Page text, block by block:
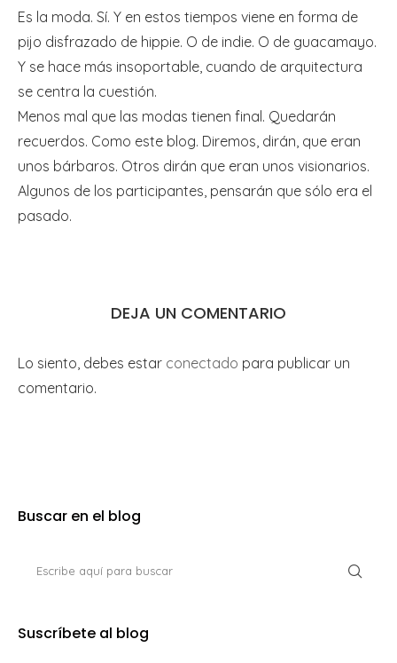
Es la moda. Sí. Y en estos tiempos viene en forma de
pijo disfrazado de hippie. O de indie. O de guacamayo.
Y se hace más insoportable, cuando de arquitectura
se centra la cuestión.
Menos mal que las modas tienen final. Quedarán
recuerdos. Como este blog. Diremos, dirán, que eran
unos bárbaros. Otros dirán que eran unos visionarios.
Algunos de los participantes, pensarán que sólo era el
pasado.
DEJA UN COMENTARIO
Lo siento, debes estar conectado para publicar un
comentario.
Buscar en el blog
Suscríbete al blog